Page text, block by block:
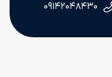
۰۹۱۴۲۰۴۸۴۳۰